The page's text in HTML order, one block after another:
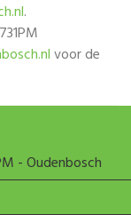
.
voor de
- Oudenbosch